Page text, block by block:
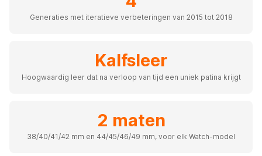
Generaties met iteratieve verbeteringen van 2015 tot 2018
Kalfsleer
Hoogwaardig leer dat na verloop van tijd een uniek patina krijgt
2 maten
38/40/41/42 mm en 44/45/46/49 mm, voor elk Watch-model